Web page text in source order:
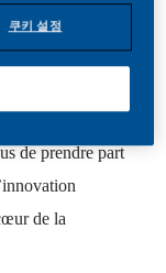
avec un
de prendre part
de la
쿠키 설정